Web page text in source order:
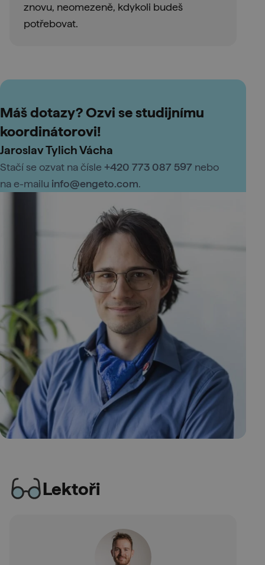
znovu, neomezeně, kdykoli budeš
potřebovat.
Máš dotazy? Ozvi se studijnímu
koordinátorovi!
Jaroslav Tylich Vácha
Stačí se ozvat na čísle +420 773 087 597 nebo
na e-mailu info@engeto.com.
Lektoři